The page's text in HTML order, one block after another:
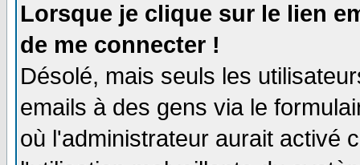
Lorsque je clique sur le lien
de me connecter !
Désolé, mais seuls les
emails à des gens via le
où l'administrateur aurait activé